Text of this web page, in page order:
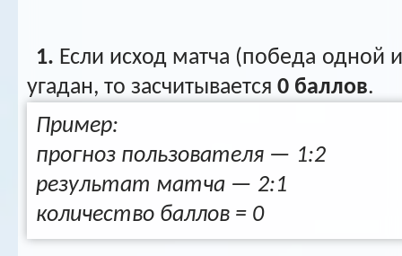
1. Если исход матча (победа одной
угадан, то засчитывается 0 баллов.
Пример:
прогноз пользователя — 1:2
результат матча — 2:1
количество баллов = 0